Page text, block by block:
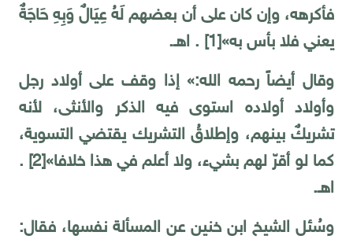
فأكرهه، وإن كان على أن بعضهم لَهُ عِيَالٌ وَبِهِ حَاجَةٌ
يعني فلا بأس به»[1]
. اهـ.
وقال أيضاً رحمه الله:» إذا وقف على أولاد رجل
وأولاد أولاده استوى فيه الذكر والأنثى، لأنه
تشريكٌ بينهم، وإطلاقُ التشريك يقتضي التسوية،
كما لو أقرّ لهم بشيء، ولا أعلم في هذا خلافا»[2]
.
اهـ.
وسُئل الشيخ ابن خنين عن المسألة نفسها، فقال: